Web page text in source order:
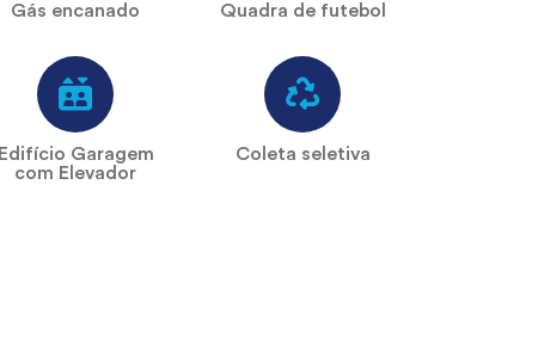
Gás encanado Quadra de futebol
Edifício Garagem
com Elevador
Coleta seletiva